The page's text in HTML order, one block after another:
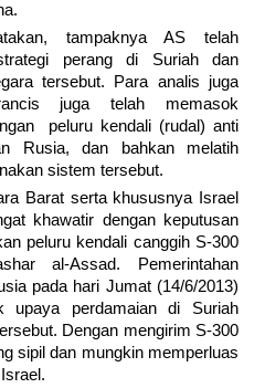
tampaknya AS telah
perang di Suriah dan
tersebut. Para analis juga
juga telah memasok
peluru kendali (rudal) anti
Rusia, dan bahkan melatih
sistem tersebut.
Barat serta khususnya Israel
khawatir dengan keputusan
peluru kendali canggih S-300
al-Assad. Pemerintahan
pada hari Jumat (14/6/2013)
upaya perdamaian di Suriah
Dengan mengirim S-300
sipil dan mungkin memperluas